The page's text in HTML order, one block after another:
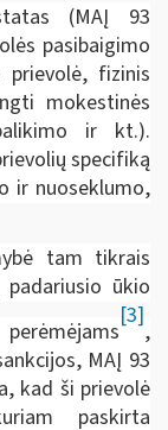
(MAĮ 93
pasibaigimo
prievolė, fizinis
mokestinės
ir kt.).
specifiką
ir nuoseklumo,
tam tikrais
ūkio
[3]
,
MAĮ 93
kad ši prievolė
paskirta